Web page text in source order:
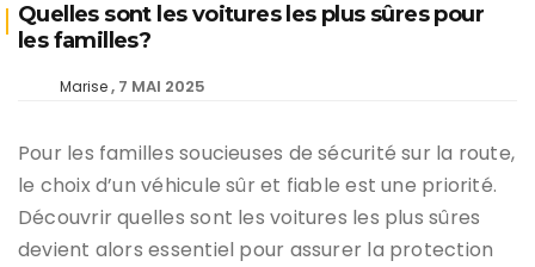
Quelles sont les voitures les plus sûres pour
les familles?
Marise 7 MAI 2025
Pour les familles soucieuses de sécurité sur la route,
le choix d’un véhicule sûr et fiable est une priorité.
Découvrir quelles sont les voitures les plus sûres
devient alors essentiel pour assurer la protection